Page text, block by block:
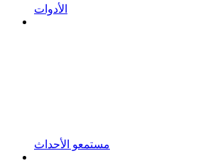
الأدوات
مستمعو الأحداث